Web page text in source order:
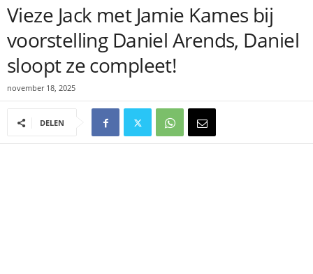
Vieze Jack met Jamie Kames bij
voorstelling Daniel Arends, Daniel
sloopt ze compleet!
november 18, 2025
DELEN